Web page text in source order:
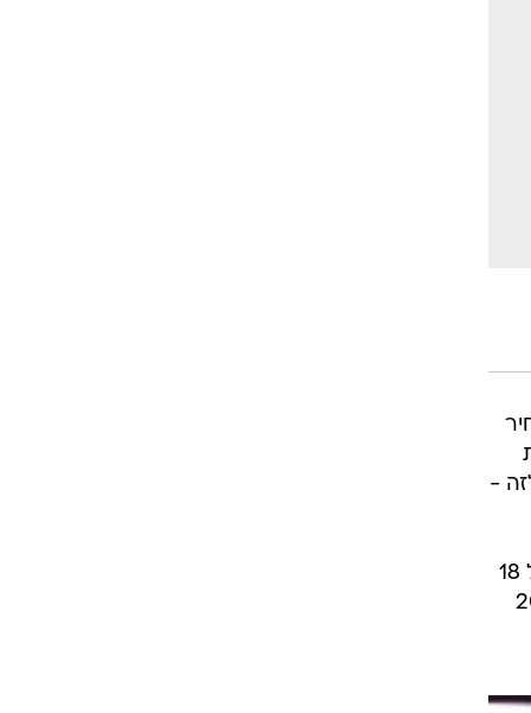
-
למרות הביצועים, היפני הזה לא שתיין כרוני. במבחן שלנו ה-T-max צרך ליטר דלק בממוצע לכל 18
אך כבר עם ההגעה ל-200